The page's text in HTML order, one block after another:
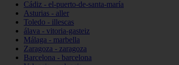
Cádiz - el-puerto-de-santa-maría
Asturias - aller
Toledo - illescas
álava - vitoria-gasteiz
Málaga - marbella
Zaragoza - zaragoza
Barcelona - barcelona